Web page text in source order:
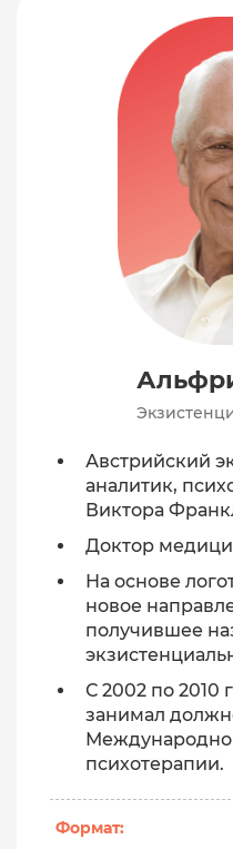
Австрийский
аналитик,
Виктора
Доктор
На основе
новое
получившее
С 2002 по 2010
занимал
психотерапии.
Формат: